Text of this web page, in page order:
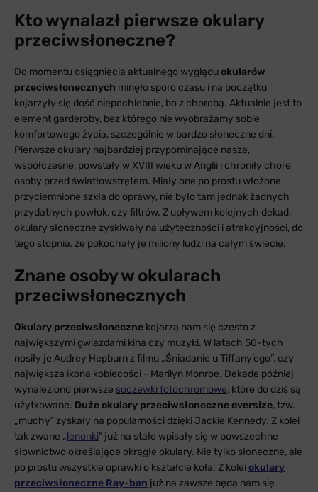
Kto wynalazł pierwsze okulary
przeciwsłoneczne?
Do momentu osiągnięcia aktualnego wygląduokularów
przeciwsłonecznych minęło sporo czasu i na początku
kojarzyły się dość niepochlebnie, bo z chorobą. Aktualnie jest to
element garderoby, bez którego nie wyobrażamy sobie
komfortowego życia, szczególnie w bardzo słoneczne dni.
Pierwsze okulary najbardziej przypominające nasze,
współczesne, powstały w XVIII wieku w Anglii i chroniły chore
osoby przed światłowstrętem. Miały one po prostu włożone
przyciemnione szkła do oprawy, nie było tam jednak żadnych
przydatnych powłok, czy filtrów. Z upływem kolejnych dekad,
okulary słoneczne zyskiwały na użyteczności i atrakcyjności, do
tego stopnia, że pokochały je miliony ludzi na całym świecie.
Znane osoby w okularach
przeciwsłonecznych
Okulary przeciwsłoneczne kojarzą nam się często z
największymi gwiazdami kina czy muzyki. W latach 50-tych
nosiły je Audrey Hepburn z filmu „Śniadanie u Tiffany’ego”, czy
największa ikona kobiecości - Marilyn Monroe. Dekadę później
wynaleziono pierwsze soczewki fotochromowe, które do dziś są
użytkowane. Duże okulary przeciwsłoneczne oversize, tzw.
„muchy” zyskały na popularności dzięki Jackie Kennedy. Z kolei
tak zwane „lenonki” już na stałe wpisały się w powszechne
słownictwo określające okrągłe okulary. Nie tylko słoneczne, ale
po prostu wszystkie oprawki o kształcie koła. Z koleiokulary
przeciwsłoneczne Ray-ban już na zawsze będą nam się